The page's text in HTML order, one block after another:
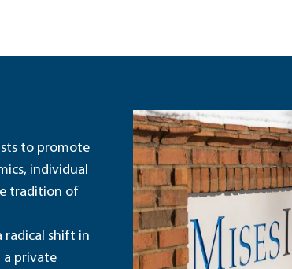
to promote
individual
tradition of
radical shift in
a private